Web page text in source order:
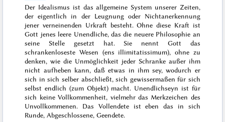
Der Idealismus ist das allgemeine System unserer Zeiten,
der eigentlich in der Leugnung oder Nichtanerkennung
jener verneinenden Urkraft besteht. Ohne diese Kraft ist
Gott jenes leere Unendliche, das die neuere Philosophie an
seine Stelle gesetzt hat. Sie nennt Gott das
schrankenloseste Wesen (ens illimitatissimum), ohne zu
denken, wie die Unmöglichkeit jeder Schranke außer ihm
nicht aufheben kann, daß etwas in ihm sey, wodurch er
sich in sich selber abschließt, sich gewissermaßen für sich
selbst endlich (zum Objekt) macht. Unendlichseyn ist für
sich keine Vollkommenheit, vielmehr das Merkzeichen des
Unvollkommenen. Das Vollendete ist eben das in sich
Runde, Abgeschlossene, Geendete.